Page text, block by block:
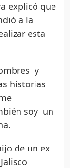
explicó que
a la
esta
y
historias
soy un
de un ex